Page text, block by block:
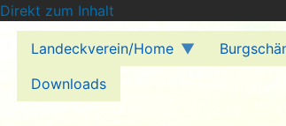
Direkt zum Inhalt
Landeckverein/Home
Downloads